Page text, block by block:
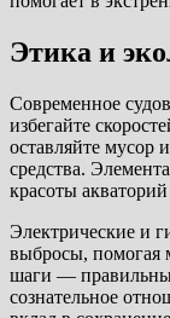
Этика и
Современное
избегайте
оставляйте мусор
средства.
красоты
Электрические и
выбросы, помогая
шаги —
сознательное